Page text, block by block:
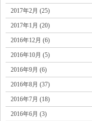
2017年2月 (25)
2017年1月 (20)
2016年12月 (6)
2016年10月 (5)
2016年9月 (6)
2016年8月 (37)
2016年7月 (18)
2016年6月 (3)